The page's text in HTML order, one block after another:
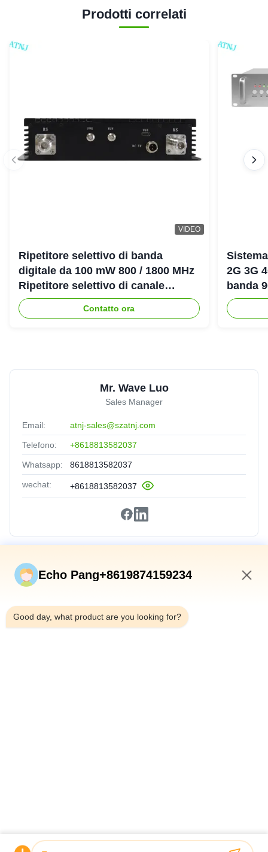
Prodotti correlati
VIDEO
Ripetitore selettivo di banda
digitale da 100 mW 800 / 1800 MHz
Ripetitore selettivo di canale
digitale LTE DCS Bda Pico
Contatto ora
2G 3G
banda
Mr. Wave Luo
Sales Manager
Email: atnj-sales@szatnj.com
Telefono: +8618813582037
Whatsapp: 8618813582037
wechat: +8618813582037
Collegamenti Rapidi
Prodotti
Su Di Noi
© 2026 Shenzhen Atnj Communication Technology Co., Ltd.. All Rights
Echo Pang+8619874159234
Good day, what product are you looking for?